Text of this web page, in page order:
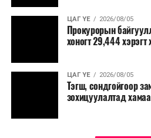
тогтолцоо бүрдэх ач
ЦАГ ҮЕ 2026/08/05
Прокурорын
хоногт 29,444 хэрэгт
ЦАГ ҮЕ 2026/08/05
Тэгш, сондгойгоор
зохицуулалтад